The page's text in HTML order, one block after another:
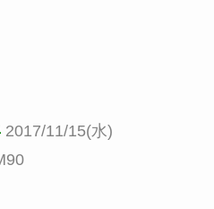
2017/11/15(水)